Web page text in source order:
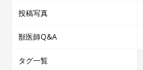
投稿写真
獣医師Q&A
タグ一覧